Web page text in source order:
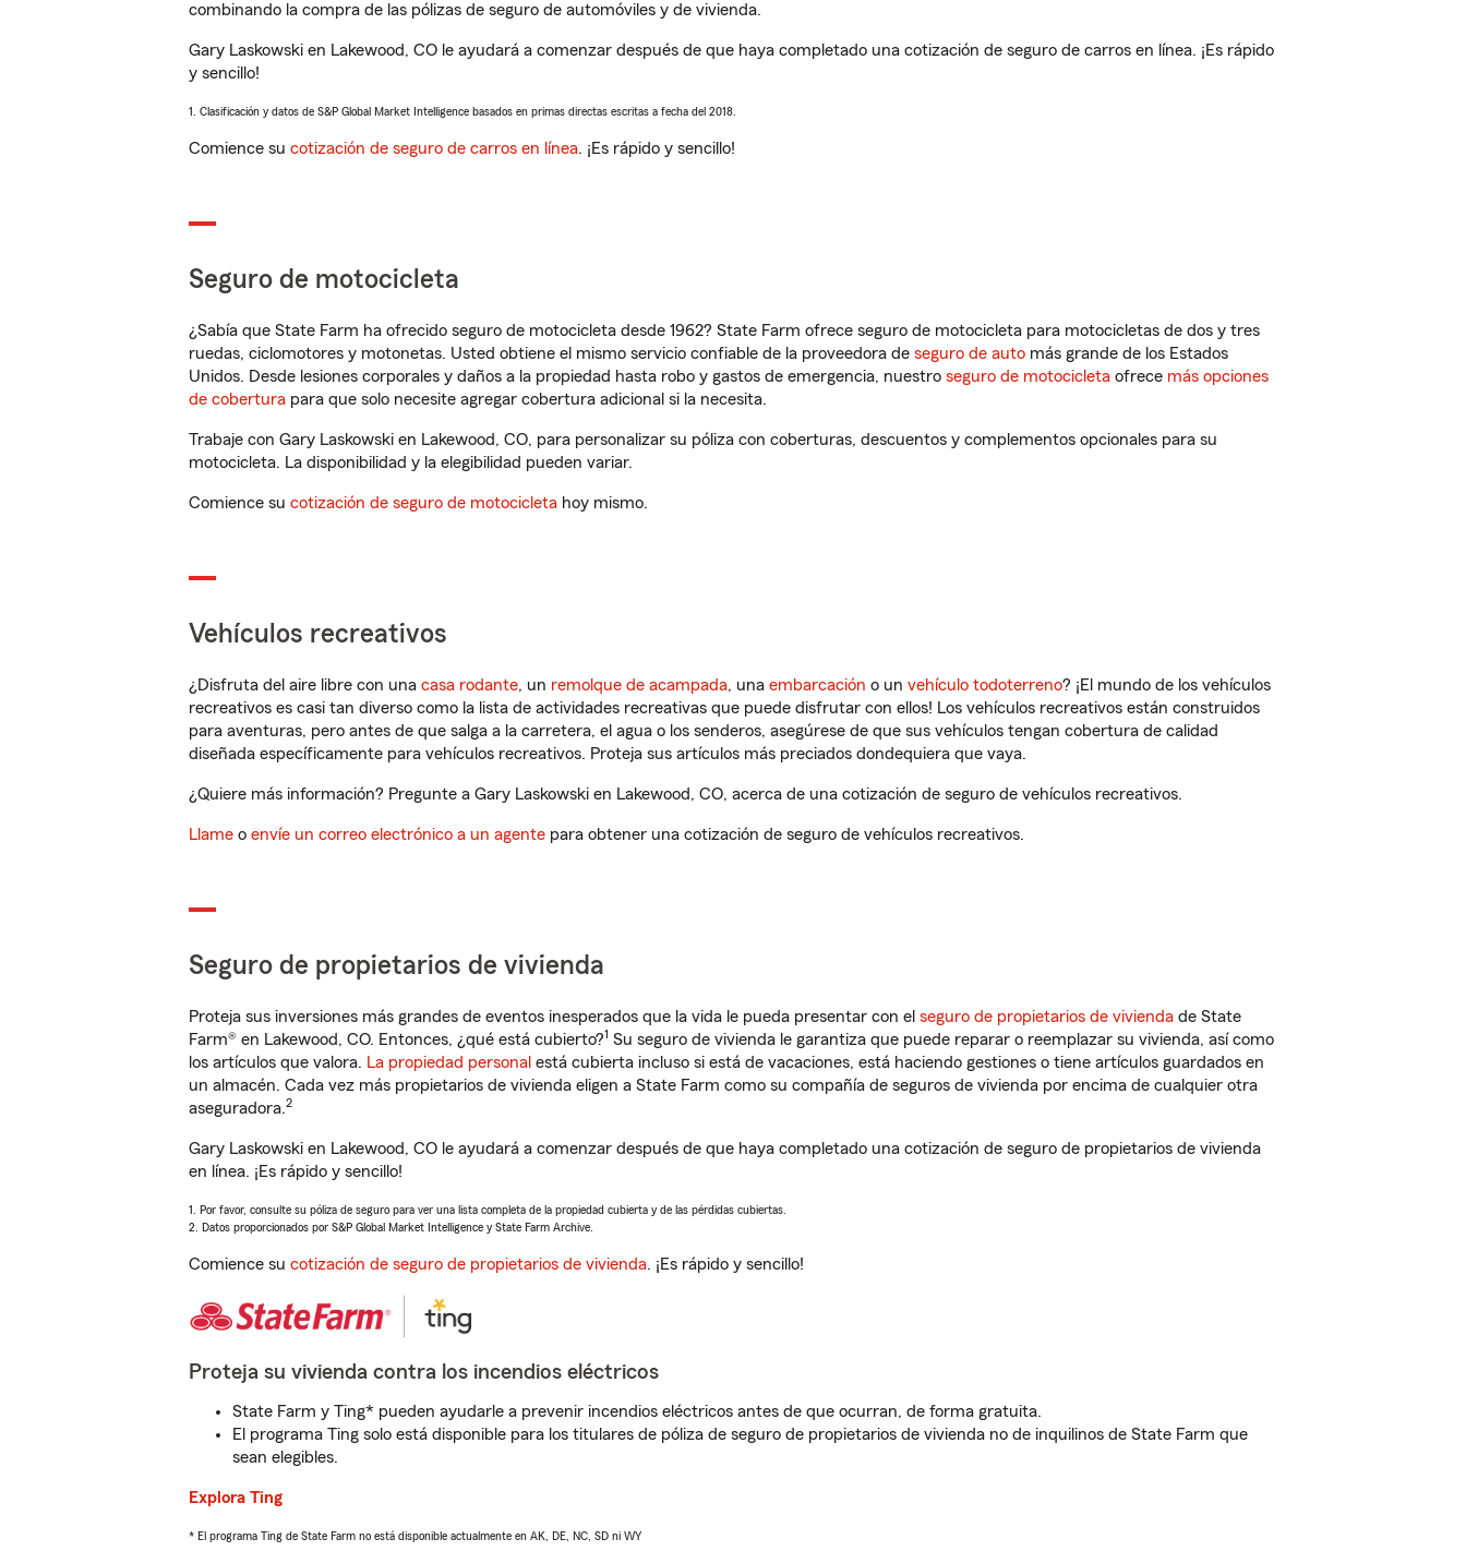
combinando la compra de las pólizas de seguro de automóviles y de vivienda.
Gary Laskowski en Lakewood, CO le ayudará a comenzar después de que haya completado una cotización de seguro de carros en línea. ¡Es rápido
y sencillo!
1. Clasificación y datos de S&P Global Market Intelligence basados en primas directas escritas a fecha del 2018.
Comience su cotización de seguro de carros en línea. ¡Es rápido y sencillo!
Seguro de motocicleta
¿Sabía que State Farm ha ofrecido seguro de motocicleta desde 1962? State Farm ofrece seguro de motocicleta para motocicletas de dos y tres
ruedas, ciclomotores y motonetas. Usted obtiene el mismo servicio confiable de la proveedora de seguro de auto más grande de los Estados
Unidos. Desde lesiones corporales y daños a la propiedad hasta robo y gastos de emergencia, nuestro seguro de motocicleta ofrece más opciones
de cobertura para que solo necesite agregar cobertura adicional si la necesita.
Trabaje con Gary Laskowski en Lakewood, CO, para personalizar su póliza con coberturas, descuentos y complementos opcionales para su
motocicleta. La disponibilidad y la elegibilidad pueden variar.
Comience su cotización de seguro de motocicleta hoy mismo.
Vehículos recreativos
¿Disfruta del aire libre con una casa rodante, un remolque de acampada, una embarcación o un vehículo todoterreno? ¡El mundo de los vehículos
recreativos es casi tan diverso como la lista de actividades recreativas que puede disfrutar con ellos! Los vehículos recreativos están construidos
para aventuras, pero antes de que salga a la carretera, el agua o los senderos, asegúrese de que sus vehículos tengan cobertura de calidad
diseñada específicamente para vehículos recreativos. Proteja sus artículos más preciados dondequiera que vaya.
¿Quiere más información? Pregunte a Gary Laskowski en Lakewood, CO, acerca de una cotización de seguro de vehículos recreativos.
Llame o envíe un correo electrónico a un agente para obtener una cotización de seguro de vehículos recreativos.
Seguro de propietarios de vivienda
Proteja sus inversiones más grandes de eventos inesperados que la vida le pueda presentar con el seguro de propietarios de vivienda de State
Farm® en Lakewood, CO. Entonces, ¿qué está cubierto?1 Su seguro de vivienda le garantiza que puede reparar o reemplazar su vivienda, así como
los artículos que valora. La propiedad personal está cubierta incluso si está de vacaciones, está haciendo gestiones o tiene artículos guardados en
un almacén. Cada vez más propietarios de vivienda eligen a State Farm como su compañía de seguros de vivienda por encima de cualquier otra
aseguradora.2
Gary Laskowski en Lakewood, CO le ayudará a comenzar después de que haya completado una cotización de seguro de propietarios de vivienda
en línea. ¡Es rápido y sencillo!
1. Por favor, consulte su póliza de seguro para ver una lista completa de la propiedad cubierta y de las pérdidas cubiertas.
2. Datos proporcionados por S&P Global Market Intelligence y State Farm Archive.
Comience su cotización de seguro de propietarios de vivienda. ¡Es rápido y sencillo!
Proteja su vivienda contra los incendios eléctricos
State Farm y Ting* pueden ayudarle a prevenir incendios eléctricos antes de que ocurran, de forma gratuita.
El programa Ting solo está disponible para los titulares de póliza de seguro de propietarios de vivienda no de inquilinos de State Farm que
sean elegibles.
Explora Ting
* El programa Ting de State Farm no está disponible actualmente en AK, DE, NC, SD ni WY